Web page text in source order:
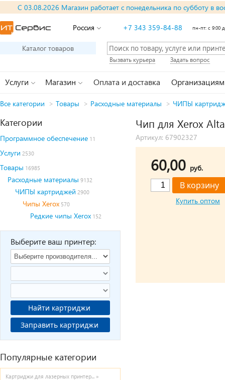
С 03.08.2026 Магазин работает с понедельника по субботу в
Россия +7 343 359-84-88 пн-пт: с 9:00
Каталог товаров
Вызвать курьера Задать вопрос
Услуги Магазин Оплата и доставка Организациям
Все категории > Товары > Расходные материалы > ЧИПЫ
Категории
Программное обеспечение 11
Услуги 2530
Товары 16985
Расходные материалы 9132
ЧИПЫ картриджей 2900
Чипы Xerox 570
Редкие чипы Xerox 152
Выберите ваш принтер:
Найти картриджи
Заправить картриджи
Популярные категории
Картриджи для лазерных принтер... »
Чип для Xerox
Артикул: 67902327
60,00 руб.
Купить оптом